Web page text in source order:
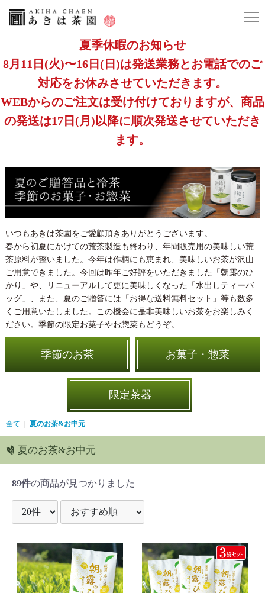
夏季休暇のお知らせ
8月11日(火)〜16日(日)は発送業務とお電話でのご
対応をお休みさせていただきます。
WEBからのご注文は受け付けておりますが、商品
の発送は17日(月)以降に順次発送させていただき
ます。
いつもあきは茶園をご愛顧頂きありがとうございます。
春から初夏にかけての荒茶製造も終わり、年間販売用の美味しい荒
茶原料が整いました。今年は作柄にも恵まれ、美味しいお茶が沢山
ご用意できました。今回は昨年ご好評をいただきました「朝露のひ
かり」や、リニューアルして更に美味しくなった「水出しティーバ
ッグ」、また、夏のご贈答には「お得な送料無料セット」等も数多
くご用意いたしました。この機会に是非美味しいお茶をお楽しみく
ださい。季節の限定お菓子やお惣菜もどうぞ。
季節のお茶 お菓子・惣菜
限定茶器
全て 夏のお茶&お中元
夏のお茶&お中元
89件の商品が見つかりました